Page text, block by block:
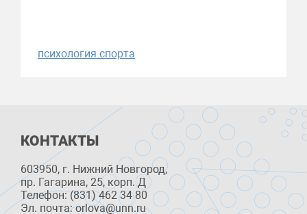
психология спорта
КОНТАКТЫ
603950, г. Нижний Новгород,
пр. Гагарина, 25, корп. Д
Телефон: (831) 462 34 80
Эл. почта: orlova@unn.ru